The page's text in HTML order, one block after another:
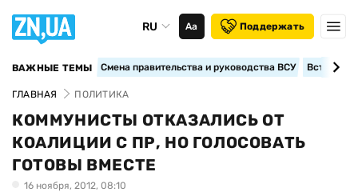
RU Аа Поддержать
ВАЖНЫЕ ТЕМЫ Смена правительства и руководства ВСУ
ГЛАВНАЯ ПОЛИТИКА
КОММУНИСТЫ ОТКАЗАЛИСЬ ОТ
КОАЛИЦИИ С ПР, НО ГОЛОСОВАТЬ
ГОТОВЫ ВМЕСТЕ
16 ноября, 2012, 08:10